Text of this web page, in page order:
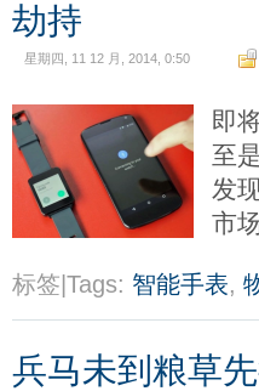
劫持
星期四, 11 12 月, 2014, 0:50
即
至
发
市
标签|Tags: 智能手表,
兵马未到粮草